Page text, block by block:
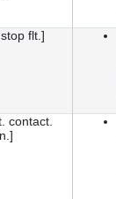
flt.]
contact.